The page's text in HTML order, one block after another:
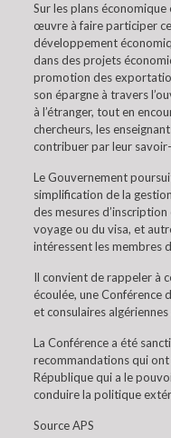
Sur les plans
œuvre à faire participer
développement
dans des projets
promotion des
son épargne à travers
à l’étranger, tout en
chercheurs, les
contribuer par leur
Le Gouvernement
simplification de la
des mesures
voyage ou du visa, et
intéressent les membres
Il convient de rappeler à
écoulée, une Conférence
et consulaires
La Conférence a été
recommandations qui
République qui a le
conduire la politique
Source APS